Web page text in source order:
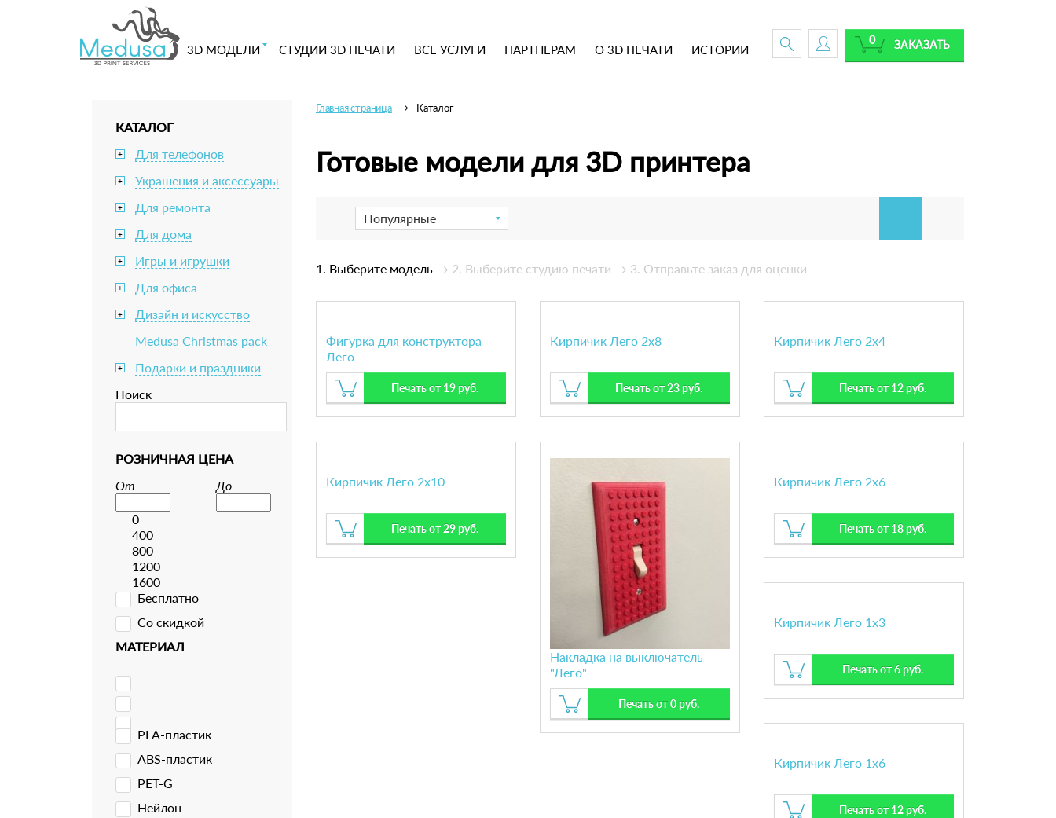
3D МОДЕЛИ СТУДИИ 3D ПЕЧАТИ ВСЕ УСЛУГИ ПАРТНЕРАМ О 3D ПЕЧАТИ ИСТОРИИ ЗАКАЗАТЬ
0
КАТАЛОГ
+ Для телефонов
+ Украшения и аксессуары
+ Для ремонта
+ Для дома
+ Игры и игрушки
+ Для офиса
+
Дизайн и искусство
Medusa Christmas pack
+
Подарки и праздники
Поиск
РОЗНИЧНАЯ ЦЕНА
От
До
0
400
800
1200
1600
Бесплатно
Со скидкой
МАТЕРИАЛ
PLA-пластик
ABS-пластик
PET-G
Нейлон
Главная страница Каталог
Готовые модели для 3D принтера
Популярные
1. Выберите модель → 2. Выберите студию печати → 3. Отправьте заказ для оценки
Фигурка для конструктора
Лего
Печать от 19 руб.
Кирпичик Лего 2х8
Печать от 23 руб.
Кирпичик Лего 2х4
Печать от 12 руб.
Кирпичик Лего 2х10
Печать от 29 руб.
Накладка на выключатель
"Лего"
Печать от 0 руб.
Кирпичик Лего 2х6
Печать от 18 руб.
Кирпичик Лего 1х3
Печать от 6 руб.
Кирпичик Лего 1х6
Печать от 12 руб.